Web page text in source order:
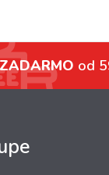
od